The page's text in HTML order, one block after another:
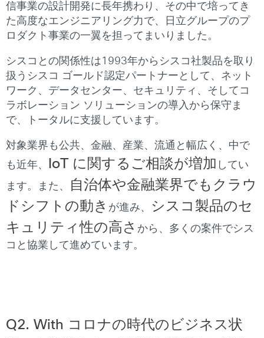
信事業の設計開発に長年携わり、その中で培ってき
た高度なエンジニアリング力で、日立グループのプ
ロダクト事業の一翼を担ってまいりました。
シスコとの関係性は1993年からシスコ社製品を取り
扱うシスコ ゴールド認定パートナーとして、ネット
ワーク、データセンター、セキュリティ、そしてコ
ラボレーション ソリューションの導入から保守ま
で、トータルに支援しています。
対象業界も公共、金融、産業、流通と幅広く、中で
も近年、
IoT に関するご相談が増加 してい
ます。また、
自治体や金融業界でもクラウ
ドシフトの動き が進み、
シスコ製品のセ
キュリティ性の高さ から、多くの案件でシス
コと協業して進めています。
Q2. With コロナの時代のビジネス状